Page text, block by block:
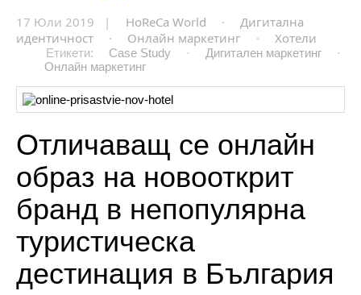
17 Юли 2019 | HoReCa World ·
Дигитална
идентичност
· Онлайн маркетинг · Хотели
Етикети: Case Study · Дигитален маркетинг
·
Онлайн маркетинг
Отличаващ се онлайн
образ на новооткрит
бранд в непопулярна
туристическа
дестинация в България